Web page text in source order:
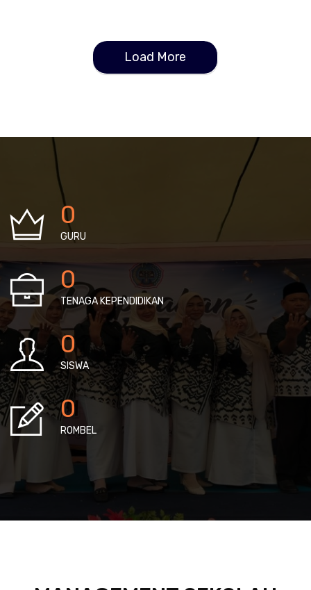
Load More
0
GURU
0
TENAGA KEPENDIDIKAN
0
SISWA
0
ROMBEL